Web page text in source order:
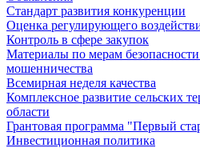
Стандарт развития конкуренции
Оценка регулирующего
Контроль в сфере закупок
Материалы по мерам
мошенничества
Всемирная неделя качества
Комплексное развитие сельских
области
Грантовая программа "Первый
Инвестиционная политика